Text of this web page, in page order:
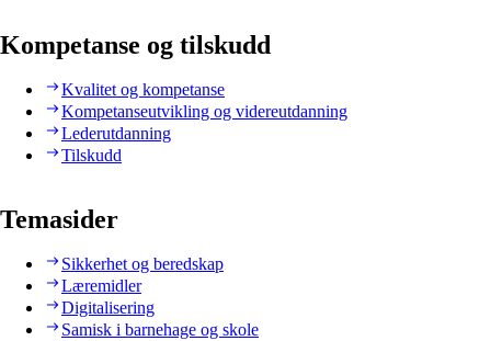
Kompetanse og tilskudd
Kvalitet og kompetanse
Kompetanseutvikling og videreutdanning
Lederutdanning
Tilskudd
Temasider
Sikkerhet og beredskap
Læremidler
Digitalisering
Samisk i barnehage og skole